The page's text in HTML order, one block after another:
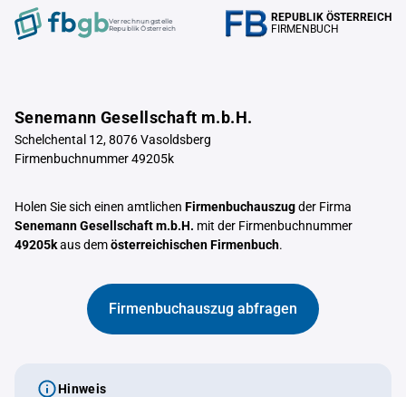
Verrechnungstelle
Republik Österreich
REPUBLIK ÖSTERREICH
FIRMENBUCH
Senemann Gesellschaft m.b.H.
Schelchental 12, 8076 Vasoldsberg
Firmenbuchnummer 49205k
Holen Sie sich einen amtlichen Firmenbuchauszugder Firma
Senemann Gesellschaft m.b.H. mit der Firmenbuchnummer
49205kaus demösterreichischen Firmenbuch.
Firmenbuchauszug abfragen
Hinweis